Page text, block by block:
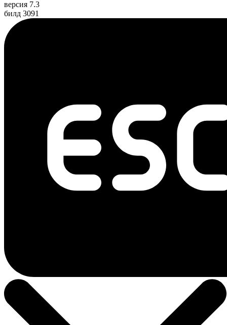
версия 7.3
билд 3091